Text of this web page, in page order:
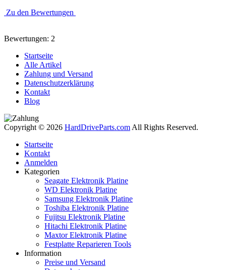
Zu den Bewertungen
Bewertungen: 2
Startseite
Alle Artikel
Zahlung und Versand
Datenschutzerklärung
Kontakt
Blog
Copyright © 2026 HardDriveParts.com All Rights Reserved.
Startseite
Kontakt
Anmelden
Kategorien
Seagate Elektronik Platine
WD Elektronik Platine
Samsung Elektronik Platine
Toshiba Elektronik Platine
Fujitsu Elektronik Platine
Hitachi Elektronik Platine
Maxtor Elektronik Platine
Festplatte Reparieren Tools
Information
Preise und Versand